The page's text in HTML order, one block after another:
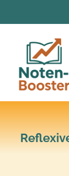
Angebote
Anmeldung